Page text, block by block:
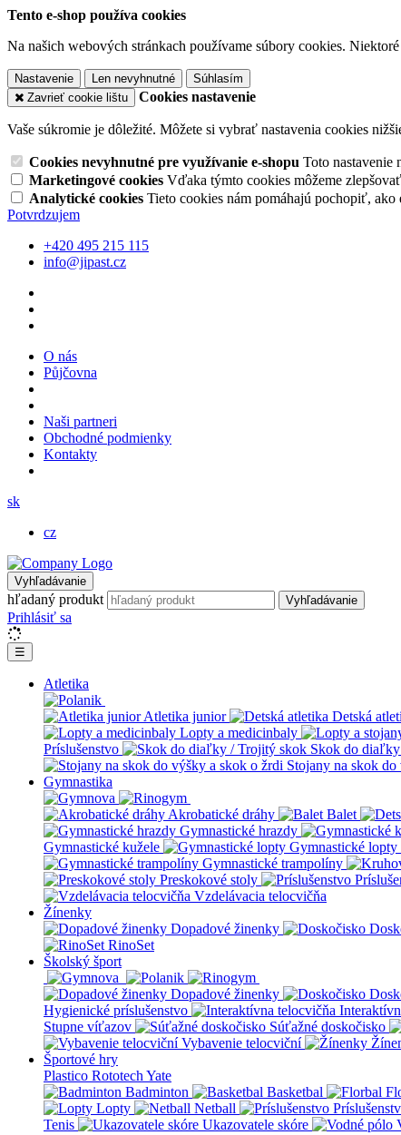
Tento e-shop používa cookies
Na našich webových stránkach používame súbory cookies.
Nastavenie Len nevyhnutné
Súhlasím
Zavrieť cookie lištu
Cookies nastavenie
Vaše súkromie je dôležité. Môžete si vybrať nastavenia cookies
Cookies nevyhnutné pre využívanie e-shopu Toto nastavenie
Marketingové cookies Vďaka týmto cookies môžeme
Analytické cookies Tieto cookies nám pomáhajú pochopiť,
Potvrdzujem
+420 495 215 115
info@jipast.cz
O nás
Půjčovna
Naši partneri
Obchodné podmienky
Kontakty
sk
cz
Vyhľadávanie
hľadaný produkt Vyhľadávanie
Prihlásiť sa
☰
Atletika
Atletika junior Detská
Lopty a medicinbaly
Príslušenstvo
Skok do
Stojany na skok
Gymnastika
Akrobatické dráhy Balet
Gymnastické hrazdy
Gymnastické kužele
Gymnastické lopty
Gymnastické trampolíny
Preskokové stoly
Vzdelávacia telocvičňa
Žínenky
Dopadové žinenky
RinoSet
Školský šport
Dopadové žinenky
Hygienické príslušenstvo
Stupne víťazov
Súťažné doskočisko
Vybavenie telocviční
Športové hry
Plastico Rototech Yate
Badminton
Basketbal
Lopty
Netball
Tenis
Ukazovatele skóre